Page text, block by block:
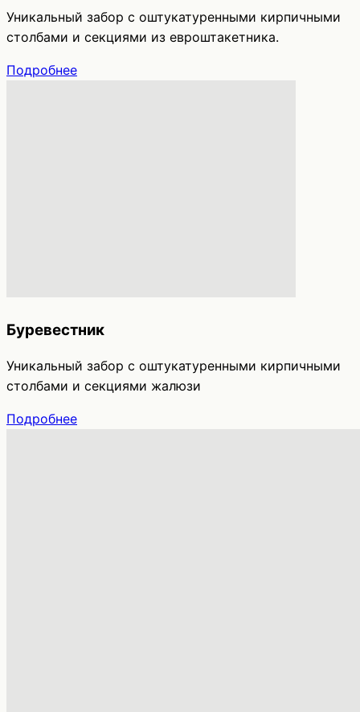
Уникальный забор с оштукатуренными кирпичными
столбами и секциями из евроштакетника.
Подробнее
Буревестник
Уникальный забор с оштукатуренными кирпичными
столбами и секциями жалюзи
Подробнее